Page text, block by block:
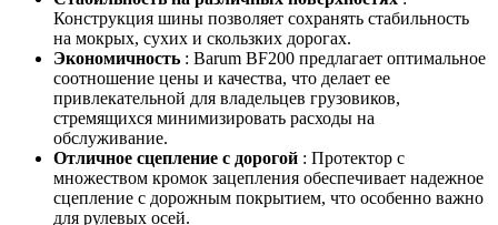
Конструкция шины позволяет сохранять стабильность
на мокрых, сухих и скользких дорогах.
Экономичность : Barum BF200 предлагает оптимальное
соотношение цены и качества, что делает ее
привлекательной для владельцев грузовиков,
стремящихся минимизировать расходы на
обслуживание.
Отличное сцепление с дорогой : Протектор с
множеством кромок зацепления обеспечивает надежное
сцепление с дорожным покрытием, что особенно важно
для рулевых осей.